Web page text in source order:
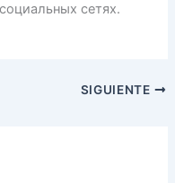
сетях.
SIGUIENTE